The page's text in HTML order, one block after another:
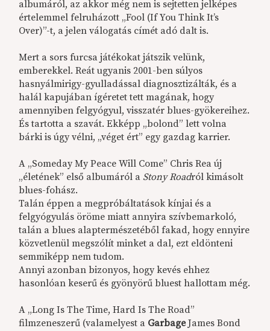
albumáról, az akkor még nem is sejtetten jelképes
értelemmel felruházott „Fool (If You Think It’s
Over)”-t, a jelen válogatás címét adó dalt is.
Mert a sors furcsa játékokat játszik velünk,
emberekkel. Reát ugyanis 2001-ben súlyos
hasnyálmirigy-gyulladással diagnosztizálták, és a
halál kapujában ígéretet tett magának, hogy
amennyiben felgyógyul, visszatér blues-gyökereihez.
És tartotta a szavát. Ekképp „bolond” lett volna
bárki is úgy vélni, „véget ért” egy gazdag karrier.
A „Someday My Peace Will Come” Chris Rea új
„életének” első albumáról a Stony Roadról kimásolt
blues-fohász.
Talán éppen a megpróbáltatások kínjai és a
felgyógyulás öröme miatt annyira szívbemarkoló,
talán a blues alaptermészetéből fakad, hogy ennyire
közvetlenül megszólít minket a dal, ezt eldönteni
semmiképp nem tudom.
Annyi azonban bizonyos, hogy kevés ehhez
hasonlóan keserű és gyönyörű bluest hallottam még.
A „Long Is The Time, Hard Is The Road”
filmzeneszerű (valamelyest a GarbageJames Bond